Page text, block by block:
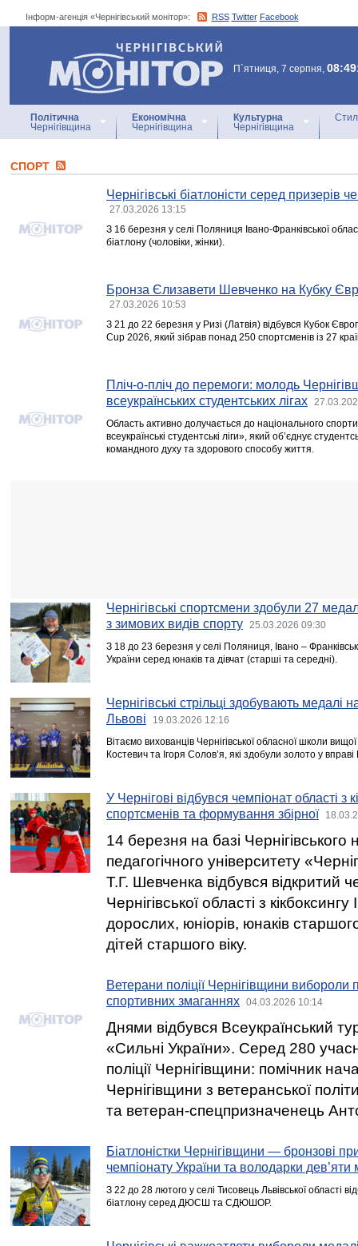
Інформ-агенція «Чернігівський монітор»: RSS Twitter Facebook
Інформ-агенція
«Чернігівський монітор»
П`ятниця, 7 серпня,
Політична
Чернігівщина
Економічна
Чернігівщина
Культурна
Чернігівщина
СПОРТ
Чернігівські біатлоністи серед призерів
27.03.2026 13:15
З 16 березня у селі Поляниця Івано-Франківської
біатлону (чоловіки, жінки).
Бронза Єлизавети Шевченко на Кубку
27.03.2026 10:53
З 21 до 22 березня у Ризі (Латвія) відбувся Кубок
Cup 2026, який зібрав понад 250 спортсменів із 27
Пліч-о-пліч до перемоги: молодь
всеукраїнських студентських лігах
Область активно долучається до національного
всеукраїнські студентські ліги», який об’єднує
командного духу та здорового способу життя.
Чернігівські спортсмени здобули 27
з зимових видів спорту
25.03.2026 09:30
З 18 до 23 березня у селі Поляниця, Івано –
України серед юнаків та дівчат (старші та середні).
Чернігівські стрільці здобувають медалі
Львові
19.03.2026 12:16
Вітаємо вихованців Чернігівської обласної школи
Костевич та Ігоря Солов’я, які здобули золото у вправі
У Чернігові відбувся чемпіонат області з
спортсменів та формування збірної
14 березня на базі Чернігівського
педагогічного університету
Т.Г. Шевченка відбувся відкритий
Чернігівської області з
дорослих, юніорів, юнаків
дітей старшого віку.
Ветерани поліції Чернігівщини вибороли
спортивних змаганнях
04.03.2026 10:14
Днями відбувся Всеукраїнський
«Сильні України». Серед 280
поліції Чернігівщини: помічник
Чернігівщини з ветеранської
та ветеран-спецпризначенець
Біатлоністки Чернігівщини — бронзові
чемпіонату України та володарки
З 22 до 28 лютого у селі Тисовець Львівської області
біатлону серед ДЮСШ та СДЮШОР.